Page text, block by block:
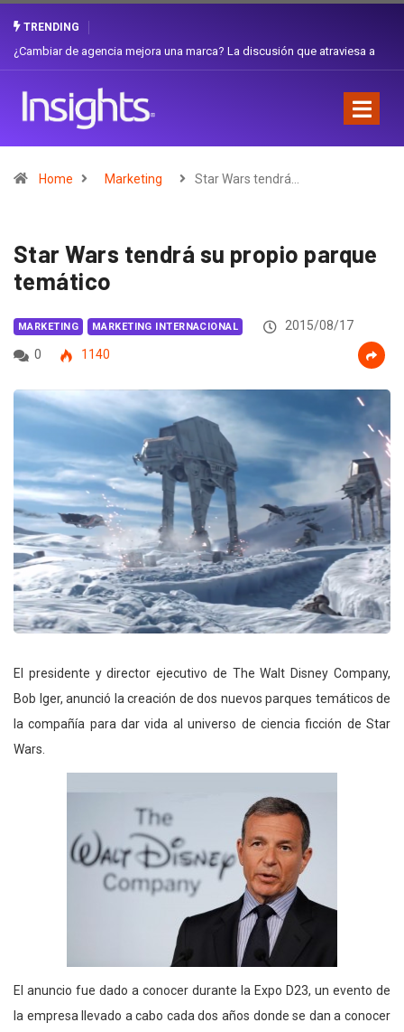
TRENDING
Gabriela Herrera y el arte de cambiarse el sombrero en Corporación
Home Marketing Star Wars tendrá…
Star Wars tendrá su propio parque
temático
MARKETING MARKETING INTERNACIONAL
2015/08/17
0
1140
El presidente y director ejecutivo de The Walt Disney Company,
Bob Iger, anunció la creación de dos nuevos parques temáticos de
la compañía para dar vida al universo de ciencia ficción de Star
Wars.
El anuncio fue dado a conocer durante la Expo D23, un evento de
la empresa llevado a cabo cada dos años donde se dan a conocer